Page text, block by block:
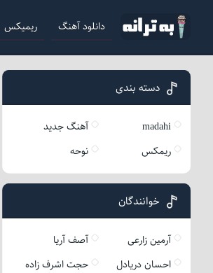
دانلود آهنگ ریمیکس
دسته بندی
madahi
آهنگ جدید
ریمکس
نوحه
خوانندگان
آرمین زارعی
آصف آریا
احسان دریادل
حجت اشرف زاده